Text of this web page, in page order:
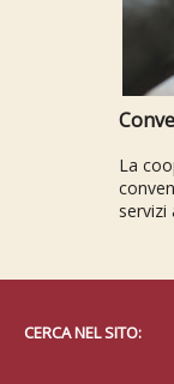
La
CERCA NEL SITO: